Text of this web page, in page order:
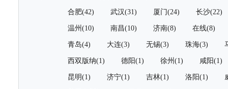
合肥(42) 武汉(31) 厦门(24) 长沙(22)
温州(10) 南昌(10) 济南(8) 在线(8)
青岛(4) 大连(3) 无锡(3) 珠海(3)
西双版纳(1) 德阳(1) 徐州(1) 咸阳(1)
昆明(1) 济宁(1) 吉林(1) 洛阳(1)